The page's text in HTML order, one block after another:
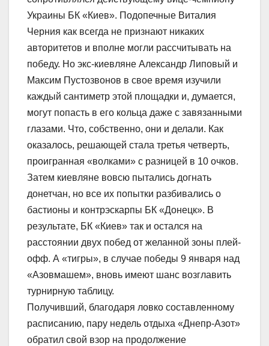
Украины БК «Киев». Подопечные Виталия
Черния как всегда не признают никаких
авторитетов и вполне могли рассчитывать на
победу. Но экс-киевляне Александр Липовый и
Максим Пустозвонов в свое время изучили
каждый сантиметр этой площадки и, думается,
могут попасть в его кольца даже с завязанными
глазами. Что, собственно, они и делали. Как
оказалось, решающей стала третья четверть,
проигранная «волками» с разницей в 10 очков.
Затем киевляне вовсю пытались догнать
донетчан, но все их попытки разбивались о
бастионы и контрэскарпы БК «Донецк». В
результате, БК «Киев» так и остался на
расстоянии двух побед от желанной зоны плей-
офф. А «тигры», в случае победы 9 января над
«Азовмашем», вновь имеют шанс возглавить
турнирную таблицу.
Получивший, благодаря ловко составленному
расписанию, пару недель отдыха «Днепр-Азот»
обратил свой взор на продолжение